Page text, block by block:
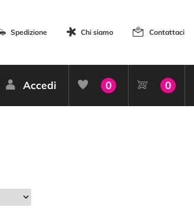
Spedizione Chi siamo Contattaci
Accedi 0 0